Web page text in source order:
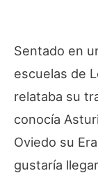
Sentado en
escuelas de
relataba su
conocía
Oviedo su
gustaría